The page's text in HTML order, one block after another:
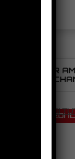
NSR
VEDI
VEDI